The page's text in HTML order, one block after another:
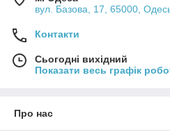
вул. Базова, 17, 65000,
Контакти
Сьогодні вихідний
Показати весь графік
Про нас